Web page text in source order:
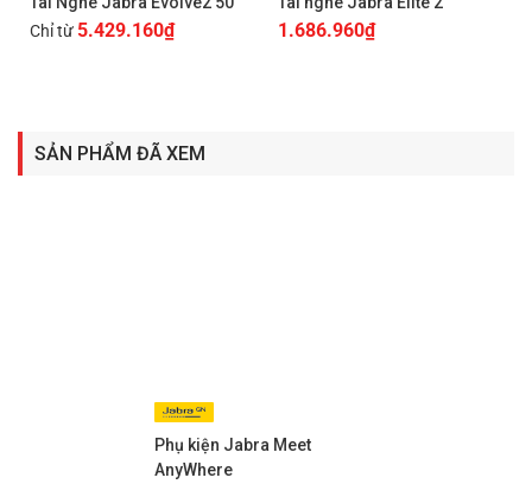
Trong bối cảnh làm việc từ xa và mô hình làm việc kết hợp
(hybrid work) ngày càng phổ biến,
Jabra Meet Anywhere
chuyên nghiệp và nâng cao hiệu quả trong mọi buổi họp
trực tuyến.
Chỉ từ 5.429.160₫ 1.686.960₫
SẢN PHẨM ĐÃ XEM
Phụ kiện Jabra Meet
AnyWhere